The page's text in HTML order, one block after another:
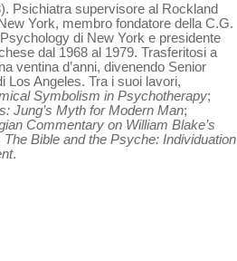
Psichiatra supervisore al Rockland
York, membro fondatore della C.G.
di New York e presidente
dal 1968 al 1979. Trasferitosi a
ventina d’anni, divenendo Senior
Los Angeles. Tra i suoi lavori,
Symbolism in Psychotherapy;
Jung’s Myth for Modern Man;
Commentary on William Blake’s
The Bible and the Psyche: Individuation
.